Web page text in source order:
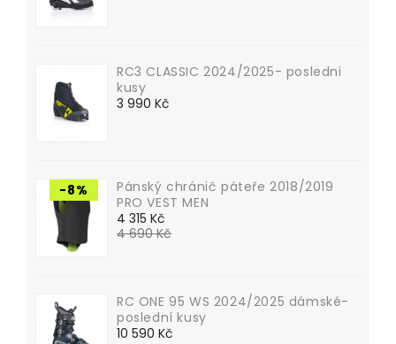
RC3 CLASSIC 2024/2025- posledni
kusy
3 990 Kč
-8%
Pánský chránič páteře 2018/2019
PRO VEST MEN
4 315 Kč
cena
4 690 Kč
RC ONE 95 WS 2024/2025 dámské-
poslední kusy
10 590 Kč